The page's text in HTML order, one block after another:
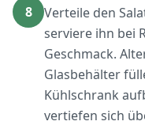
8
Verteile den
serviere ihn bei
Geschmack.
Glasbehälter
Kühlschrank
vertiefen sich